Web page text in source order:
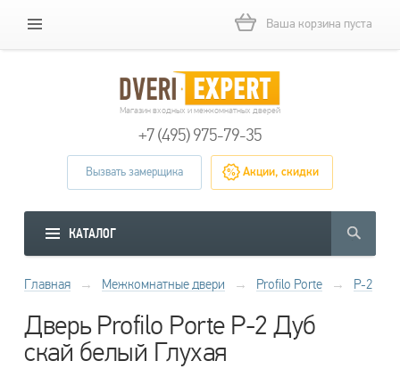
Ваша корзина пуста
Магазин входных и межкомнатных дверей
+7 (495) 975-79-35
Вызвать замерщика Акции, скидки
КАТАЛОГ
Главная → Межкомнатные двери → Profilo Porte → P-2
Дверь Profilo Porte P-2 Дуб
скай белый Глухая